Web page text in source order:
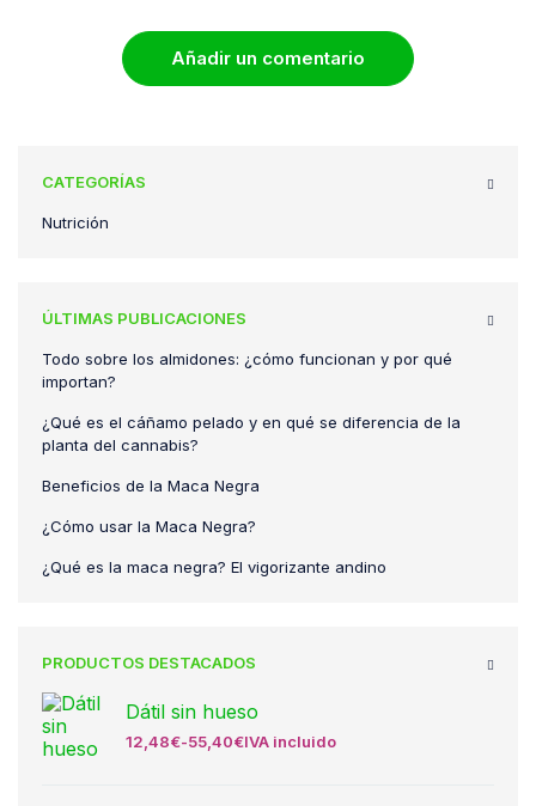
Añadir un comentario
CATEGORÍAS
Nutrición
ÚLTIMAS PUBLICACIONES
Todo sobre los almidones: ¿cómo funcionan y por qué
importan?
¿Qué es el cáñamo pelado y en qué se diferencia de la
planta del cannabis?
Beneficios de la Maca Negra
¿Cómo usar la Maca Negra?
¿Qué es la maca negra? El vigorizante andino
PRODUCTOS DESTACADOS
Dátil sin hueso
12,48€-55,40€IVA incluido